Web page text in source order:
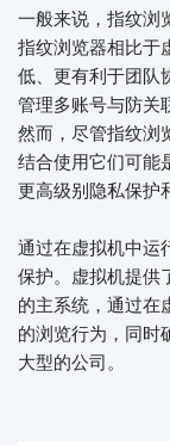
一般来说，指纹浏
指纹浏览器相比于
低、更有利于团队
管理多账号与防关
然而，尽管指纹浏
结合使用它们可能
更高级别隐私保护
通过在虚拟机中运
保护。虚拟机提供
的主系统，通过在
的浏览行为，同时
大型的公司。